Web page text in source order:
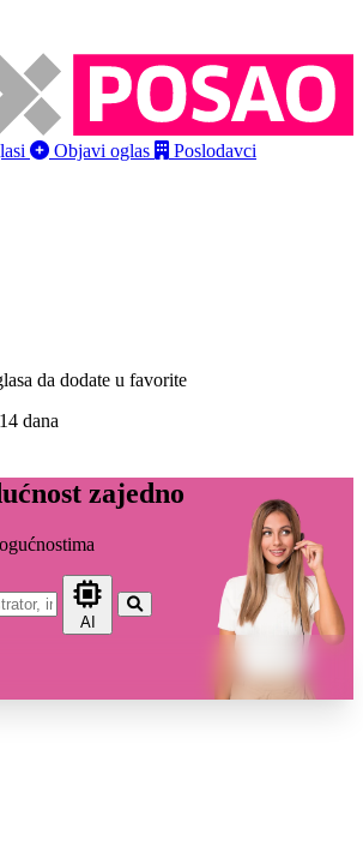
Objavi oglas Poslodavci
da dodate u favorite
dana
zajedno
AI